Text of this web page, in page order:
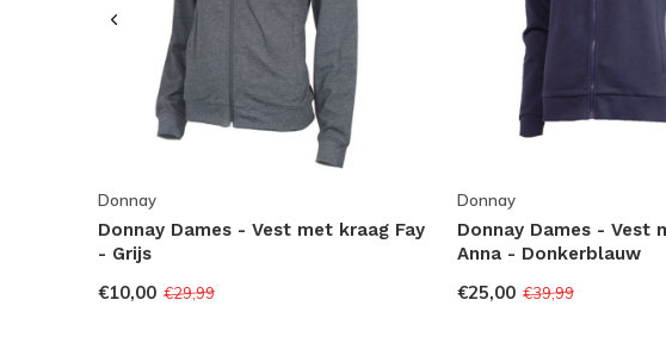
Donnay
Donnay Dames - Vest met kraag Fay
- Grijs
€10,00 €29,99
Donnay
Donnay Dames - Vest
Anna - Donkerblauw
€25,00 €39,99